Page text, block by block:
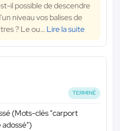
il possible de descendre
niveau vos balises de
? Le ou… Lire la suite
TERMINÉ
(Mots-clés "carport